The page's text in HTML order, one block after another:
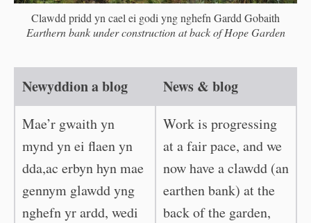
Clawdd pridd yn cael ei godi yng nghefn Gardd Gobaith
Earthern bank under construction at back of Hope Garden
Newyddion a blog News & blog
Mae’r gwaith yn
mynd yn ei flaen yn
dda,ac erbyn hyn mae
gennym glawdd yng
nghefn yr ardd, wedi
Work is progressing
at a fair pace, and we
now have a clawdd (an
earthen bank) at the
back of the garden,